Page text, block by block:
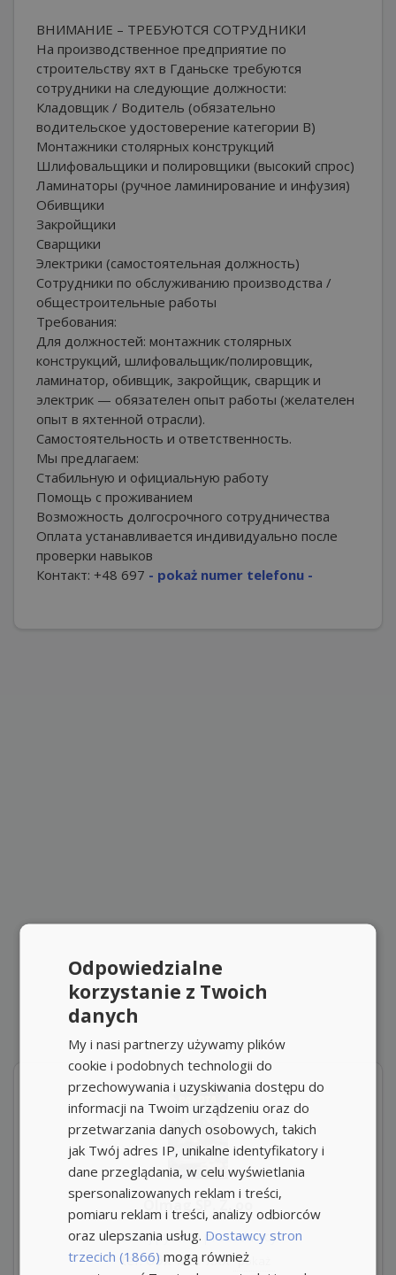
ВНИМАНИЕ – ТРЕБУЮТСЯ СОТРУДНИКИ
На производственное предприятие по
строительству яхт в Гданьске требуются
сотрудники на следующие должности:
Кладовщик / Водитель (обязательно
водительское удостоверение категории B)
Монтажники столярных конструкций
Шлифовальщики и полировщики (высокий спрос)
Ламинаторы (ручное ламинирование и инфузия)
Обивщики
Закройщики
Сварщики
Электрики (самостоятельная должность)
Сотрудники по обслуживанию производства /
общестроительные работы
Требования:
Для должностей: монтажник столярных
конструкций, шлифовальщик/полировщик,
ламинатор, обивщик, закройщик, сварщик и
электрик — обязателен опыт работы (желателен
опыт в яхтенной отрасли).
Самостоятельность и ответственность.
Мы предлагаем:
Стабильную и официальную работу
Помощь с проживанием
Возможность долгосрочного сотрудничества
Оплата устанавливается индивидуально после
проверки навыков
Контакт: +48 697 - pokaż numer telefonu -
Olmag SP. Z. oo
Zadaj pytanie pracodawcy
tel: 69x-xxx-xxx pokaż
Odpowiedzialne
korzystanie z Twoich
danych
My i nasi partnerzy używamy plików
cookie i podobnych technologii do
przechowywania i uzyskiwania dostępu do
informacji na Twoim urządzeniu oraz do
przetwarzania danych osobowych, takich
jak Twój adres IP, unikalne identyfikatory i
dane przeglądania, w celu wyświetlania
spersonalizowanych reklam i treści,
pomiaru reklam i treści, analizy odbiorców
oraz ulepszania usług. Dostawcy stron
trzecich (1866) mogą również